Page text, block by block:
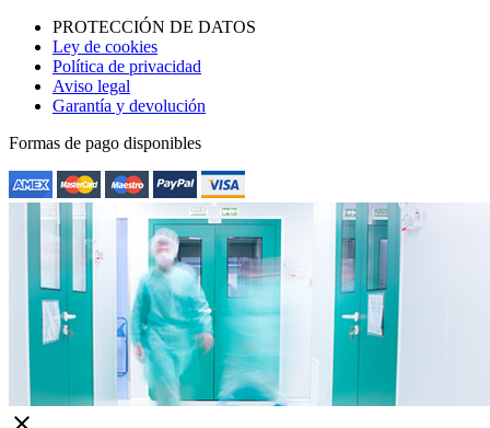
PROTECCIÓN DE DATOS
Ley de cookies
Política de privacidad
Aviso legal
Garantía y devolución
Formas de pago disponibles